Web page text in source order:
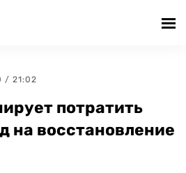
/ 21:02
потратить
на восстановление